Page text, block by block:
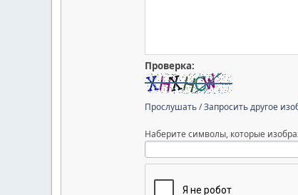
Проверка:
Прослушать/Запросить другое
Наберите символы, которые